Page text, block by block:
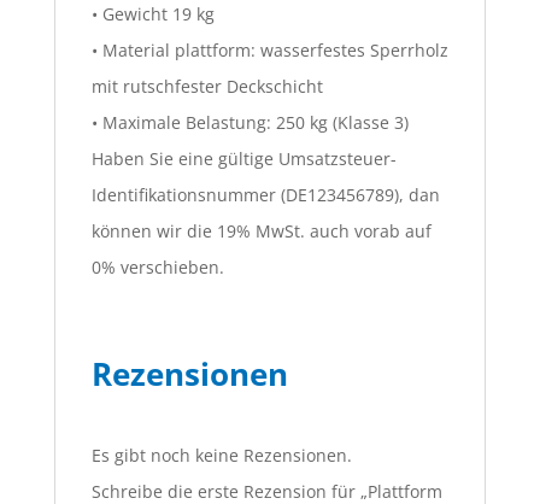
• Gewicht 19 kg
• Material plattform: wasserfestes Sperrholz
mit rutschfester Deckschicht
• Maximale Belastung: 250 kg (Klasse 3)
Haben Sie eine gültige Umsatzsteuer-
Identifikationsnummer (DE123456789), dan
können wir die 19% MwSt. auch vorab auf
0% verschieben.
Rezensionen
Es gibt noch keine Rezensionen.
Schreibe die erste Rezension für „Plattform